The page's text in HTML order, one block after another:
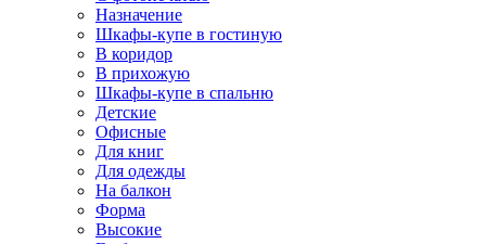
Назначение
Шкафы-купе в гостиную
В коридор
В прихожую
Шкафы-купе в спальню
Детские
Офисные
Для книг
Для одежды
На балкон
Форма
Высокие